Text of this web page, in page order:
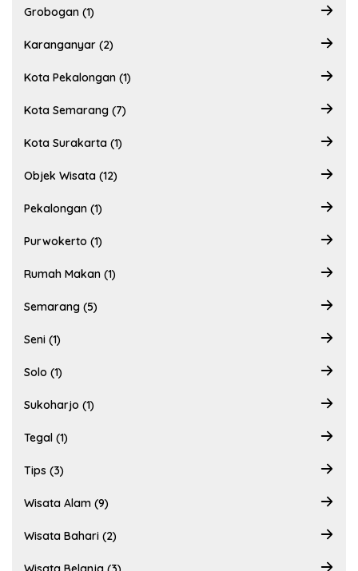
Grobogan (1)
Karanganyar (2)
Kota Pekalongan (1)
Kota Semarang (7)
Kota Surakarta (1)
Objek Wisata (12)
Pekalongan (1)
Purwokerto (1)
Rumah Makan (1)
Semarang (5)
Seni (1)
Solo (1)
Sukoharjo (1)
Tegal (1)
Tips (3)
Wisata Alam (9)
Wisata Bahari (2)